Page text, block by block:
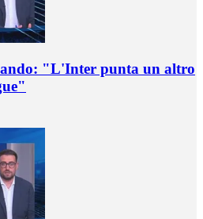
"L'Inter punta un altro